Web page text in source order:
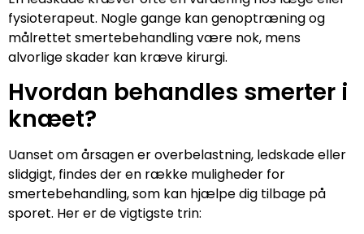
fysioterapeut. Nogle gange kan genoptræning og
målrettet smertebehandling være nok, mens
alvorlige skader kan kræve kirurgi.
Hvordan behandles smerter i
knæet?
Uanset om årsagen er overbelastning, ledskade eller
slidgigt, findes der en række muligheder for
smertebehandling, som kan hjælpe dig tilbage på
sporet. Her er de vigtigste trin: